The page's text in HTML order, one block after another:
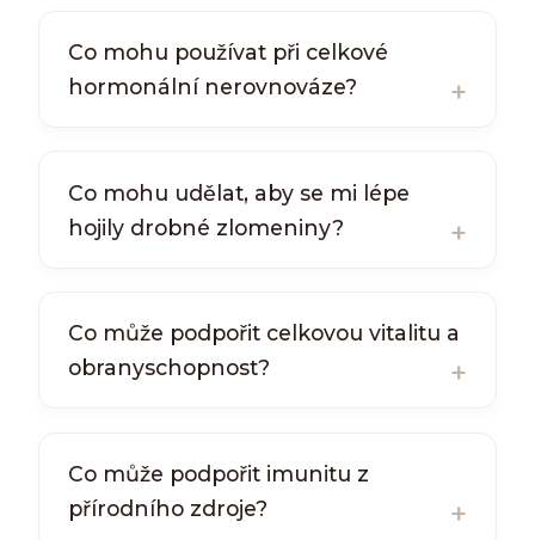
Co mohu používat při celkové
hormonální nerovnováze?
Co mohu udělat, aby se mi lépe
hojily drobné zlomeniny?
Co může podpořit celkovou vitalitu a
obranyschopnost?
Co může podpořit imunitu z
přírodního zdroje?